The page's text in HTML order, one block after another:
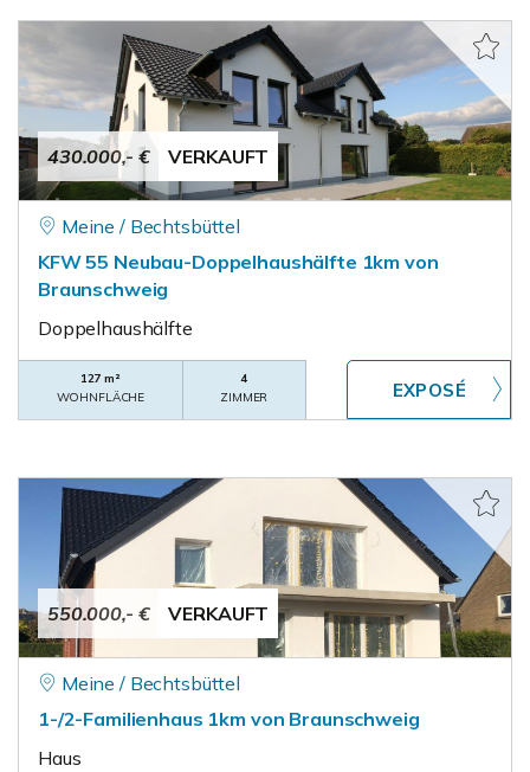
430.000,- € VERKAUFT
Meine / Bechtsbüttel
KFW 55 Neubau-Doppelhaushälfte 1km von
Braunschweig
Doppelhaushälfte
127 m²
WOHNFLÄCHE
4
ZIMMER
550.000,- € VERKAUFT
Meine / Bechtsbüttel
1-/2-Familienhaus 1km von Braunschweig
Haus